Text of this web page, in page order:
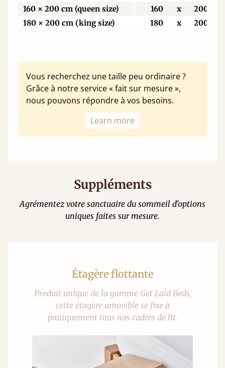
160 × 200 cm (queen size)
160 x
200
180 × 200 cm (king size)
180 x 200
Vous recherchez une taille peu ordinaire ?
Grâce à notre service « fait sur mesure »,
nous pouvons répondre à vos besoins.
Learn more
Suppléments
Agrémentez votre sanctuaire du sommeil d'options
uniques faites sur mesure.
Étagère flottante
Produit unique de la gamme Get Laid Beds,
cette étagère amovible se fixe à
pratiquement tous nos cadres de lit.